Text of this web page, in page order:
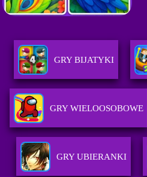
GRY BIJATYKI
GRY WIELOOSOBOWE
GRY UBIERANKI